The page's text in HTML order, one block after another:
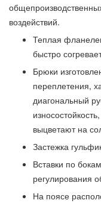
воздействий.
Теплая
быстро
Брюки
переплетения,
диагональный
выцветают на
Застежка
Вставки по
регулирования
На поясе